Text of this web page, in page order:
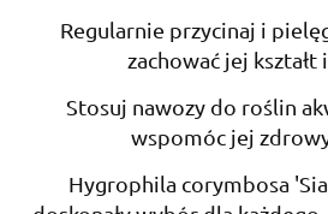
Regularnie przycinaj i
zachować jej kształt
Stosuj nawozy do roślin
wspomóc jej
Hygrophila corymbosa